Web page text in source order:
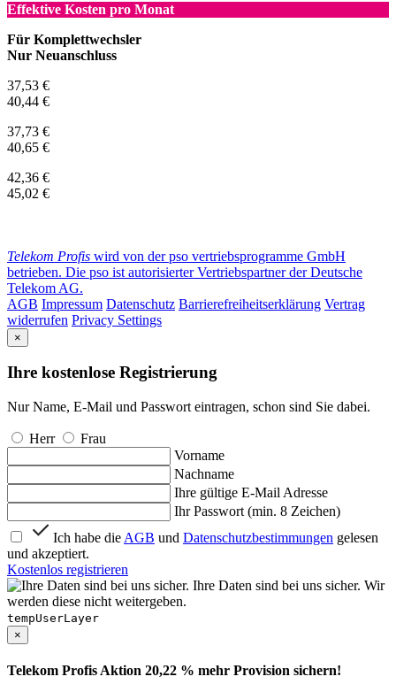
Effektive Kosten pro Monat
Für Komplettwechsler
Nur Neuanschluss
37,53 €
40,44 €
37,73 €
40,65 €
42,36 €
45,02 €
Telekom Profis wird von der pso vertriebsprogramme GmbH
betrieben. Die pso ist autorisierter Vertriebspartner der Deutsche
Telekom AG.
AGB Impressum Datenschutz Barrierefreiheitserklärung Vertrag
widerrufen Privacy Settings
×
Ihre kostenlose Registrierung
Nur Name, E-Mail und Passwort eintragen, schon sind Sie dabei.
Herr
Frau
Vorname
Nachname
Ihre gültige E-Mail Adresse
Ihr Passwort (min. 8 Zeichen)
Ich habe die AGB und Datenschutzbestimmungen gelesen
und akzeptiert.
Kostenlos registrieren
Ihre Daten sind bei uns sicher. Wir
werden diese nicht weitergeben.
tempUserLayer
×
Telekom Profis Aktion 20,22 % mehr Provision sichern!